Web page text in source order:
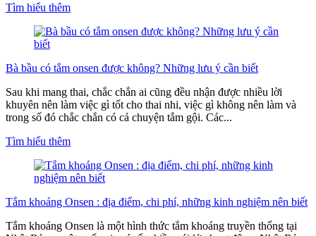
Tìm hiểu thêm
Bà bầu có tắm onsen được không? Những lưu ý cần biết
Sau khi mang thai, chắc chắn ai cũng đều nhận được nhiều lời
khuyên nên làm việc gì tốt cho thai nhi, việc gì không nên làm và
trong số đó chắc chắn có cả chuyện tắm gội. Các...
Tìm hiểu thêm
Tắm khoáng Onsen : địa điểm, chi phí, những kinh nghiệm nên biết
Tắm khoáng Onsen là một hình thức tắm khoáng truyền thống tại